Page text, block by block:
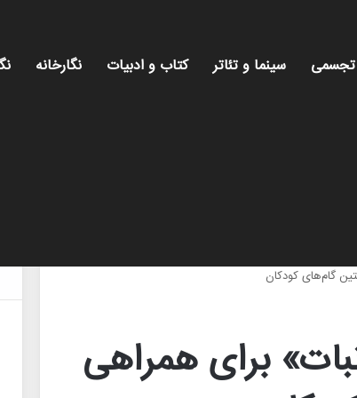
تجسمی سینما و تئاتر کتاب و ادبیات نگارخانه
گام‌های کودکان
برای همراهی